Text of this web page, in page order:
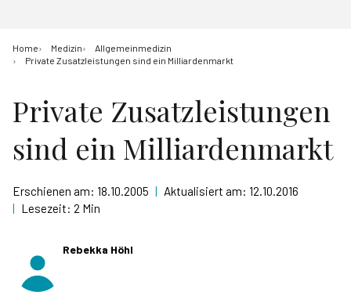
Home Medizin
Allgemeinmedizin
Private Zusatzleistungen sind ein Milliardenmarkt
Private Zusatzleistungen
sind ein Milliardenmarkt
Erschienen am: 18.10.2005 | Aktualisiert am: 12.10.2016
| Lesezeit: 2 Min
Rebekka Höhl